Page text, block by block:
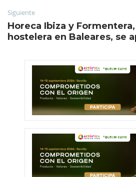
Siguiente
Horeca Ibiza y
hostelera en Baleares, se